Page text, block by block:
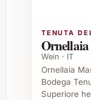
Am besten
vor dem
vollständig
TENUTA
Wein · IT
Ornellaia
Bodega
Superiore